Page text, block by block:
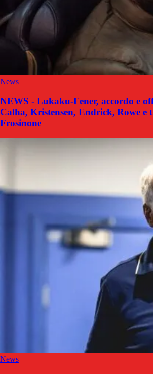
News
NEWS - Lukaku-Fener, accordo e
Calha, Kristensen, Endrick, Rowe e
Frosinone
News